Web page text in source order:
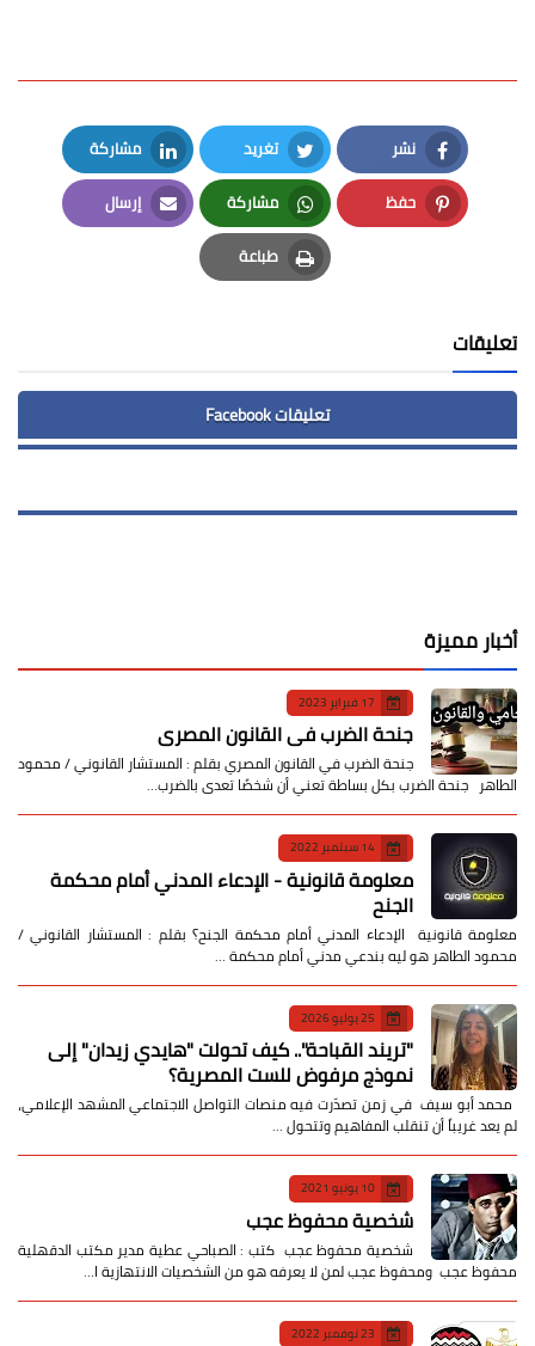
نشر
Facebook
تغريد
Twitter
مشاركة
LinkedIn
حفظ
Pinterest
مشاركة
Whatsapp
إرسال
Email
طباعة
Print
تعليقات
تعليقات Facebook
أخبار مميزة
17 فبراير 2023
جنحة الضرب في القانون المصري
جنحة الضرب في القانون المصري بقلم : المستشار القانوني / محمود
الطاهر جنحة الضرب بكل بساطة تعني أن شخصًا تعدى بالضرب…
14 سبتمبر 2022
معلومة قانونية - الإدعاء المدني أمام محكمة
الجنح
معلومة قانونية الإدعاء المدني أمام محكمة الجنح؟ بقلم : المستشار القانوني /
محمود الطاهر هو ليه بندعي مدني أمام محكمة …
25 يوليو 2026
​"تريند القباحة".. كيف تحولت "هايدي زيدان" إلى
نموذج مرفوض للست المصرية؟
​ محمد أبو سيف ​في زمن تصدّرت فيه منصات التواصل الاجتماعي المشهد الإعلامي،
لم يعد غريباً أن تنقلب المفاهيم وتتحول …
10 يونيو 2021
شخصية محفوظ عجب
شخصية محفوظ عجب كتب : الصباحي عطية مدير مكتب الدقهلية
محفوظ عجب ومحفوظ عجب لمن لا يعرفه هو من الشخصيات الانتهازية ا…
23 نوفمبر 2022